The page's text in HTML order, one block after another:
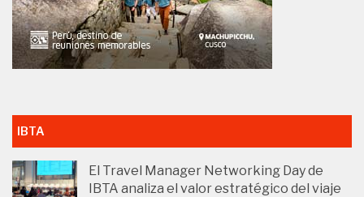
IBTA
El Travel Manager Networking Day de
IBTA analiza el valor estratégico del viaje